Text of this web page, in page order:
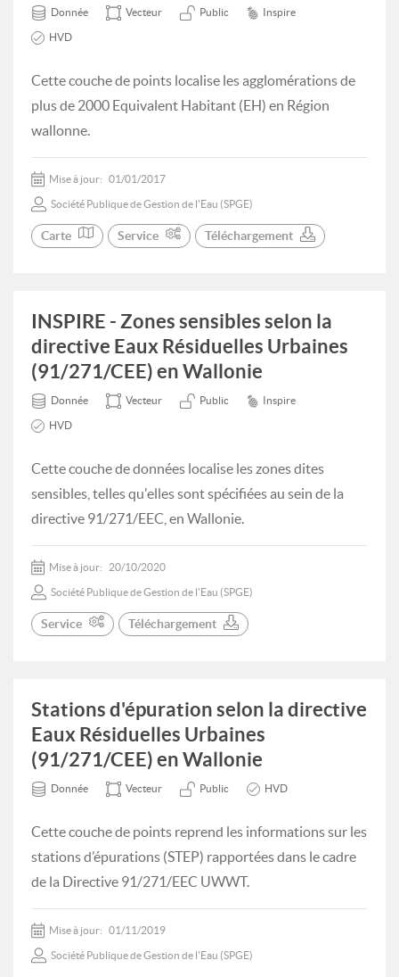
Donnée Vecteur Public Inspire
HVD
Cette couche de points localise les agglomérations de
plus de 2000 Equivalent Habitant (EH) en Région
wallonne.
Mise à jour: 01/01/2017
Société Publique de Gestion de l'Eau (SPGE)
Carte Service Téléchargement
INSPIRE - Zones sensibles selon la
directive Eaux Résiduelles Urbaines
(91/271/CEE) en Wallonie
Donnée Vecteur Public Inspire
HVD
Cette couche de données localise les zones dites
sensibles, telles qu'elles sont spécifiées au sein de la
directive 91/271/EEC, en Wallonie.
Mise à jour: 20/10/2020
Société Publique de Gestion de l'Eau (SPGE)
Service Téléchargement
Stations d'épuration selon la directive
Eaux Résiduelles Urbaines
(91/271/CEE) en Wallonie
Donnée Vecteur Public HVD
Cette couche de points reprend les informations sur les
stations d’épurations (STEP) rapportées dans le cadre
de la Directive 91/271/EEC UWWT.
Mise à jour: 01/11/2019
Société Publique de Gestion de l'Eau (SPGE)